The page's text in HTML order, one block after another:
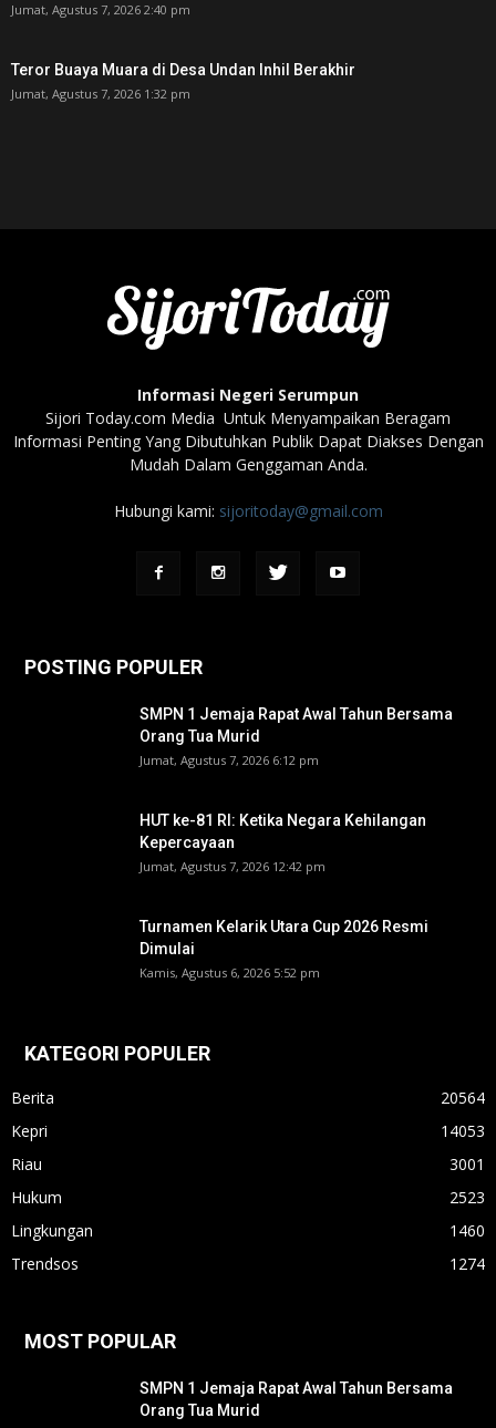
Jumat, Agustus 7, 2026 2:40 pm
Teror Buaya Muara di Desa Undan Inhil Berakhir
Jumat, Agustus 7, 2026 1:32 pm
Informasi Negeri Serumpun
Sijori Today.com Media Untuk Menyampaikan Beragam
Informasi Penting Yang Dibutuhkan Publik Dapat Diakses Dengan
Mudah Dalam Genggaman Anda.
Hubungi kami: sijoritoday@gmail.com
POSTING POPULER
SMPN 1 Jemaja Rapat Awal Tahun Bersama
Orang Tua Murid ‎
Jumat, Agustus 7, 2026 6:12 pm
HUT ke-81 RI: Ketika Negara Kehilangan
Kepercayaan
Jumat, Agustus 7, 2026 12:42 pm
Turnamen Kelarik Utara Cup 2026 Resmi
Dimulai
Kamis, Agustus 6, 2026 5:52 pm
KATEGORI POPULER
Berita
20564
Kepri
14053
Riau
3001
Hukum
2523
Lingkungan
1460
Trendsos
1274
MOST POPULAR
SMPN 1 Jemaja Rapat Awal Tahun Bersama
Orang Tua Murid ‎